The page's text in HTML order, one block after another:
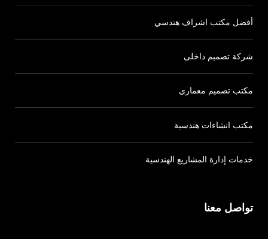
تواصل معنا
أفضل مكتب اشراف هندسي
شركة تصميم داخلى
مكتب تصميم معماري
مكتب انشاءات هندسية
خدمات إدارة المشاريع الهندسية